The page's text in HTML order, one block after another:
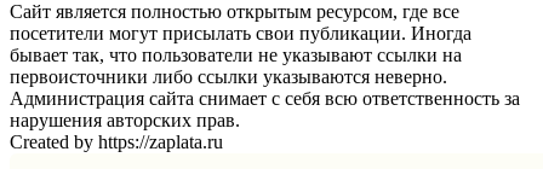
Сайт является полностью открытым ресурсом, где все
посетители могут присылать свои публикации. Иногда
бывает так, что пользователи не указывают ссылки на
первоисточники либо ссылки указываются неверно.
Администрация сайта снимает с себя всю ответственность за
нарушения авторских прав.
Created by https://zaplata.ru